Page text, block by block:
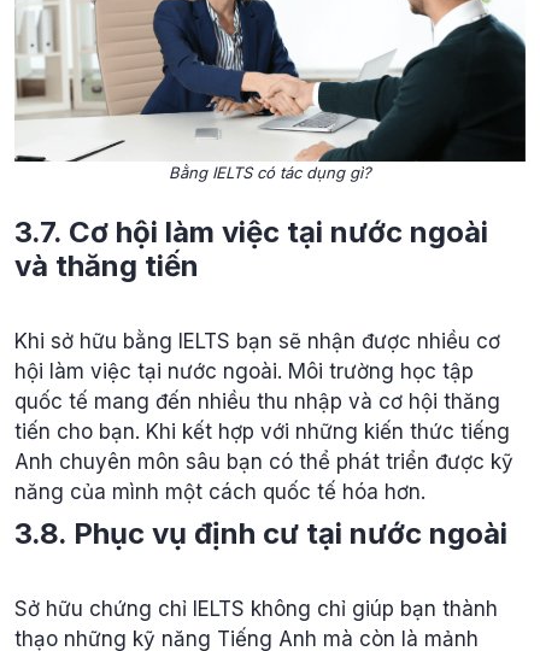
Bằng IELTS có tác dụng gì?
3.7. Cơ hội làm việc tại nước ngoài
và thăng tiến
Khi sở hữu bằng IELTS bạn sẽ nhận được nhiều cơ
hội làm việc tại nước ngoài. Môi trường học tập
quốc tế mang đến nhiều thu nhập và cơ hội thăng
tiến cho bạn. Khi kết hợp với những kiến thức tiếng
Anh chuyên môn sâu bạn có thể phát triển được kỹ
năng của mình một cách quốc tế hóa hơn.
3.8. Phục vụ định cư tại nước ngoài
Sở hữu chứng chỉ IELTS không chỉ giúp bạn thành
thạo những kỹ năng Tiếng Anh mà còn là mảnh